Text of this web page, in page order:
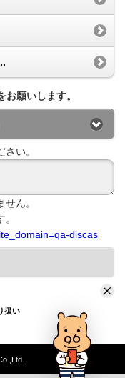
願いします。
い。
ん。
discas
扱い